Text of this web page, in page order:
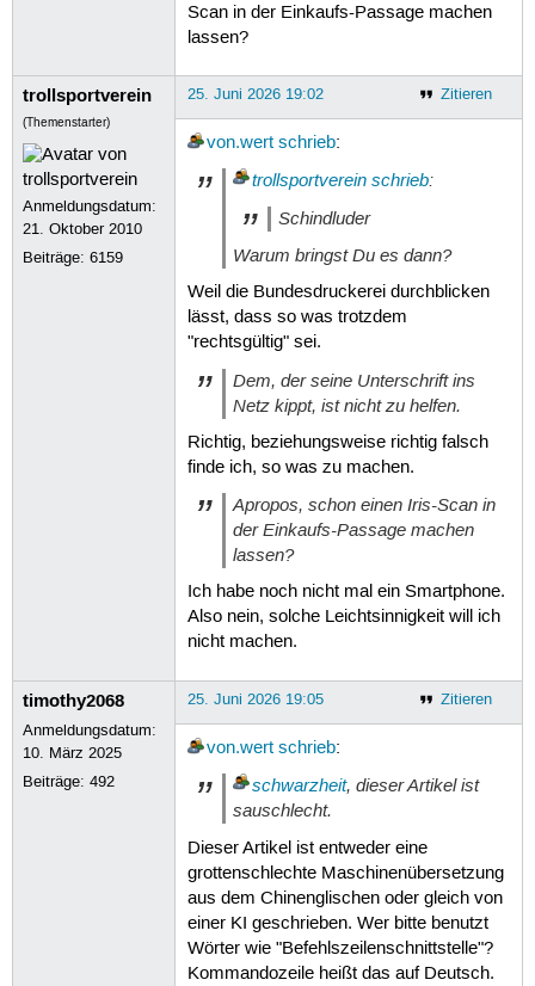
Scan in der Einkaufs-Passage machen
lassen?
trollsportverein
(Themenstarter)
Anmeldungsdatum:
21. Oktober 2010
Beiträge:6159
Zitieren
25. Juni 2026 19:02
von.wert schrieb:
trollsportverein schrieb:
Schindluder
Warum bringst Du es dann?
Weil die Bundesdruckerei durchblicken
lässt, dass so was trotzdem
"rechtsgültig" sei.
Dem, der seine Unterschrift ins
Netz kippt, ist nicht zu helfen.
Richtig, beziehungsweise richtig falsch
finde ich, so was zu machen.
Apropos, schon einen Iris-Scan in
der Einkaufs-Passage machen
lassen?
Ich habe noch nicht mal ein Smartphone.
Also nein, solche Leichtsinnigkeit will ich
nicht machen.
timothy2068
Anmeldungsdatum:
10. März 2025
Beiträge:492
Zitieren
25. Juni 2026 19:05
von.wert schrieb:
schwarzheit, dieser Artikel ist
sauschlecht.
Dieser Artikel ist entweder eine
grottenschlechte Maschinenübersetzung
aus dem Chinenglischen oder gleich von
einer KI geschrieben. Wer bitte benutzt
Wörter wie "Befehlszeilenschnittstelle"?
Kommandozeile heißt das auf Deutsch.